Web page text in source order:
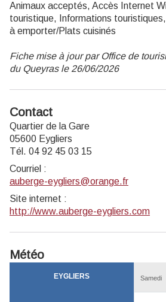
Animaux acceptés, Accès Internet
touristique, Informations
à emporter/Plats cuisinés
Fiche mise à jour par Office de
du Queyras le 26/06/2026
Contact
Quartier de la Gare
05600 Eygliers
Tél. 04 92 45 03 15
Courriel :
auberge-eygliers@orange.fr
Site internet :
http://www.auberge-eygliers.com
Météo